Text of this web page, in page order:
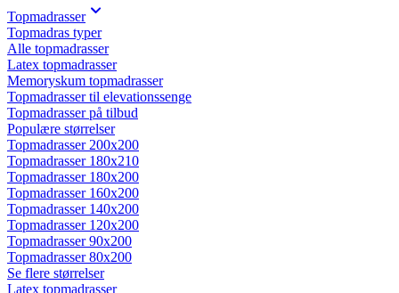
Topmadrasser
Topmadras typer
Alle topmadrasser
Latex topmadrasser
Memoryskum topmadrasser
Topmadrasser til elevationssenge
Topmadrasser på tilbud
Populære størrelser
Topmadrasser 200x200
Topmadrasser 180x210
Topmadrasser 180x200
Topmadrasser 160x200
Topmadrasser 140x200
Topmadrasser 120x200
Topmadrasser 90x200
Topmadrasser 80x200
Se flere størrelser
Latex topmadrasser